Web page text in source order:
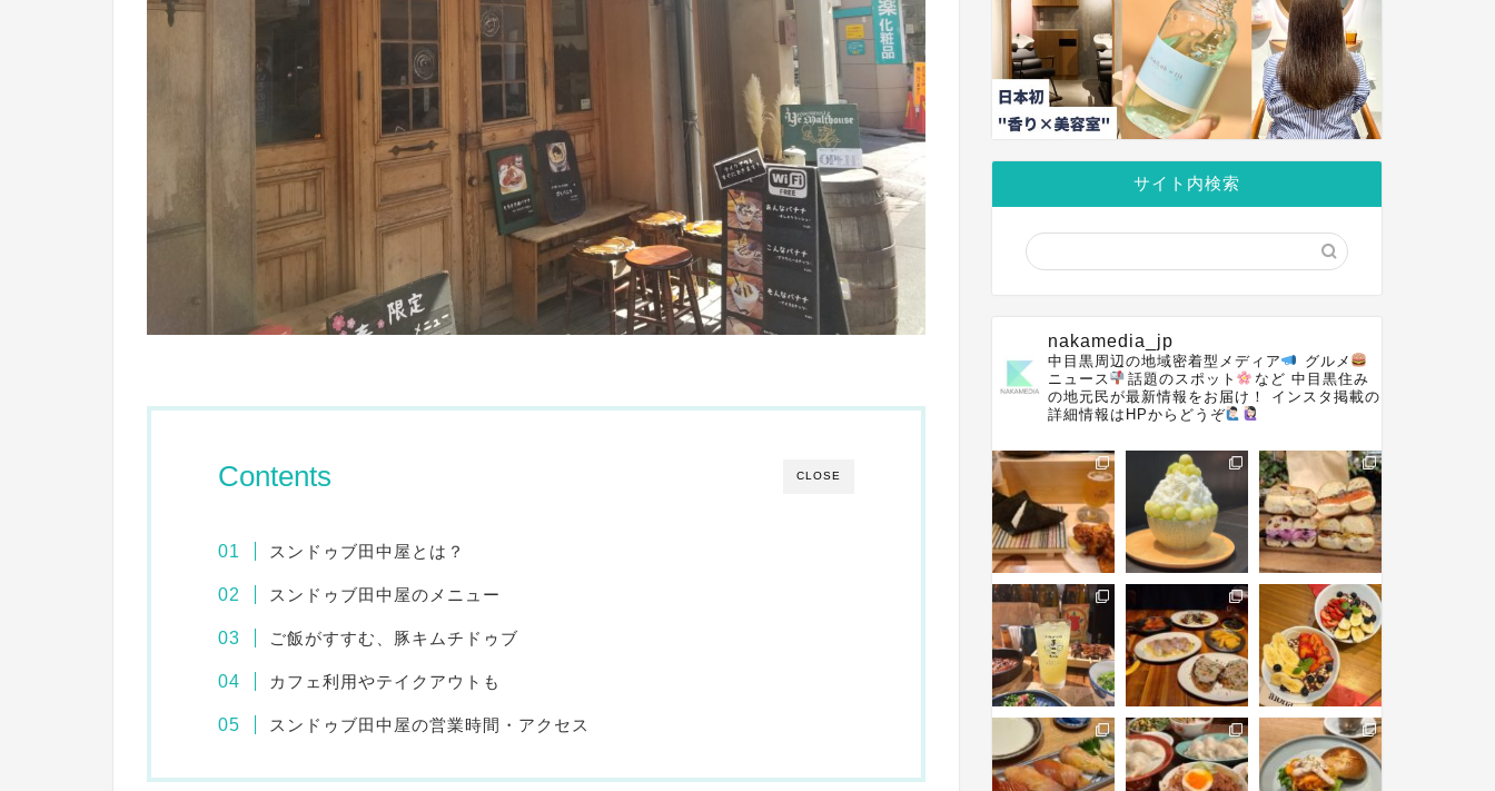
CLOSE
Contents
スンドゥブ田中屋とは？
スンドゥブ田中屋のメニュー
ご飯がすすむ、豚キムチドゥブ
カフェ利用やテイクアウトも
スンドゥブ田中屋の営業時間・アクセス
サイト内検索
nakamedia_jp
中目黒周辺の地域密着型メディア
グルメ
ニュース
話題のスポット など 中目黒住み
の地元民が最新情報をお届け！
インスタ掲載の
詳細情報はHPからどうぞ